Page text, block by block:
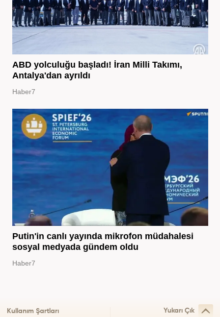
ABD yolculuğu başladı! İran Milli Takımı,
Antalya'dan ayrıldı
Haber7
Putin'in canlı yayında mikrofon müdahalesi
sosyal medyada gündem oldu
Haber7
Kullanım Şartları Yukarı Çık